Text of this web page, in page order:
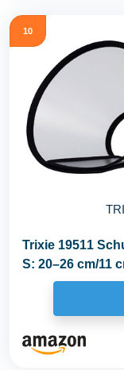
10
Trixie 19511
S: 20–26 cm/11